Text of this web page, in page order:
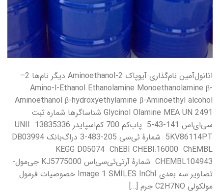
اتانول‌آمین نام‌گذاری آیوپاک 2-Aminoethanol دیگر نام‌ها 2–
Amino-l-Ethanol Ethanolamine Monoethanolamine β-
Aminoethanol β-hydroxyethylamine β-Aminoethyl alcohol
Glycinol Olamine MEA UN 2491 شناساگرها شماره ثبت
سی‌ای‌اس 141-43-5 پاب‌کم 700 کم‌اسپایدر 13835336 UNII
5KV86114PT شمارهٔ ئی‌سی 205-483-3 دراگ‌بانک DB03994
KEGG D05074 ChEBI CHEBI:16000 ChEMBL
CHEMBL104943 شمارهٔ آرتی‌ئی‌سی‌اس KJ5775000 جی‌مول-
تصاویر سه بعدی Image 1 SMILES InChI خصوصیات فرمول
مولکولی C2H7NO جرم […]